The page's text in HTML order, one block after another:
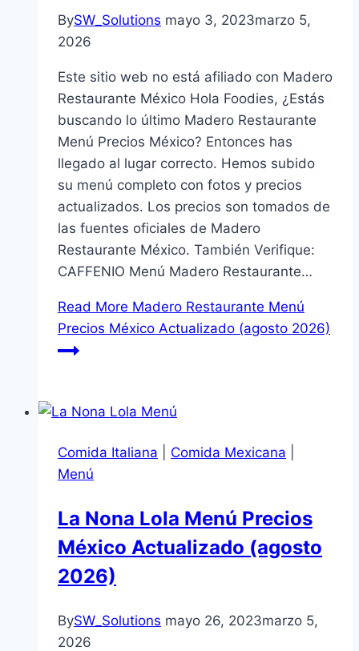
BySW_Solutions mayo 3, 2023marzo 5,
2026
Este sitio web no está afiliado con Madero
Restaurante México Hola Foodies, ¿Estás
buscando lo último Madero Restaurante
Menú Precios México? Entonces has
llegado al lugar correcto. Hemos subido
su menú completo con fotos y precios
actualizados. Los precios son tomados de
las fuentes oficiales de Madero
Restaurante México. También Verifique:
CAFFENIO Menú Madero Restaurante…
Read More Madero Restaurante Menú
Precios México Actualizado (agosto 2026)
Comida Italiana Comida Mexicana
Menú
La Nona Lola Menú Precios
México Actualizado (agosto
2026)
BySW_Solutions mayo 26, 2023marzo 5,
2026